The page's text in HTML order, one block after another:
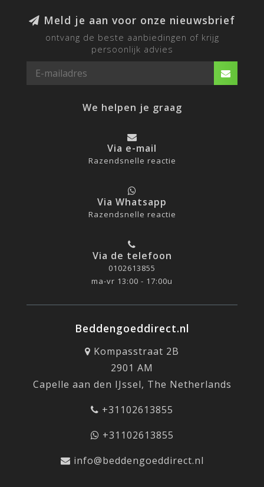
Meld je aan voor onze nieuwsbrief
ontvang de beste aanbiedingen of krijg
persoonlijk advies
We helpen je graag
Via e-mail
Razendsnelle reactie
Via Whatsapp
Razendsnelle reactie
Via de telefoon
0102613855
ma-vr 13:00 - 17:00u
Beddengoeddirect.nl
Kompasstraat 2B
2901 AM
Capelle aan den IJssel, The Netherlands
+31102613855
+31102613855
info@beddengoeddirect.nl